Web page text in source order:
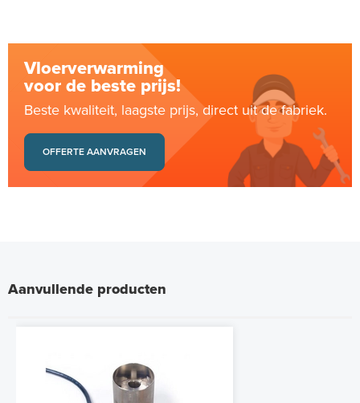
Vloerverwarming
voor de beste prijs!
Beste kwaliteit, laagste prijs, direct uit de fabriek.
OFFERTE AANVRAGEN
Aanvullende producten